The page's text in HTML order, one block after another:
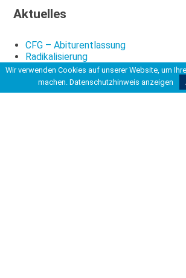
Aktuelles
CFG – Abiturentlassung
Radikalisierung
Stark: Fräulein Else
Wir verwenden Cookies auf unserer Website, um
machen. Datenschutzhinweis anzeigen